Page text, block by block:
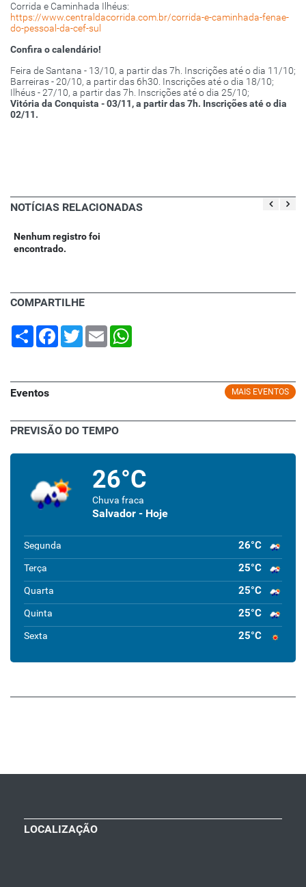
Corrida e Caminhada Ilhéus:
https://www.centraldacorrida.com.br/corrida-e-caminhada-fenae-
do-pessoal-da-cef-sul
Confira o calendário!
Feira de Santana - 13/10, a partir das 7h. Inscrições até o dia 11/10;
Barreiras - 20/10, a partir das 6h30. Inscrições até o dia 18/10;
Ilhéus - 27/10, a partir das 7h. Inscrições até o dia 25/10;
Vitória da Conquista - 03/11, a partir das 7h. Inscrições até o dia
02/11.
NOTÍCIAS RELACIONADAS
Nenhum registro foi
encontrado.
COMPARTILHE
Share Facebook
TwitterEmail
MAIS EVENTOS
Eventos
PREVISÃO DO TEMPO
26°C
Chuva fraca
Salvador - Hoje
Segunda 26°C
Terça 25°C
Quarta 25°C
Quinta 25°C
Sexta 25°C
LOCALIZAÇÃO